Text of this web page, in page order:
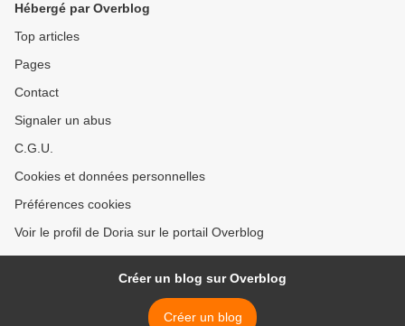
Hébergé par Overblog
Top articles
Pages
Contact
Signaler un abus
C.G.U.
Cookies et données personnelles
Préférences cookies
Voir le profil de Doria sur le portail Overblog
Créer un blog sur Overblog
Créer un blog